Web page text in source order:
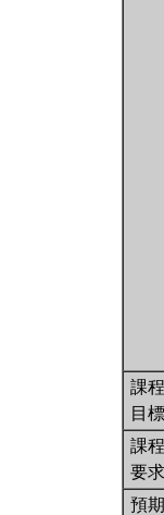
課程
目標
課程
要求
預期